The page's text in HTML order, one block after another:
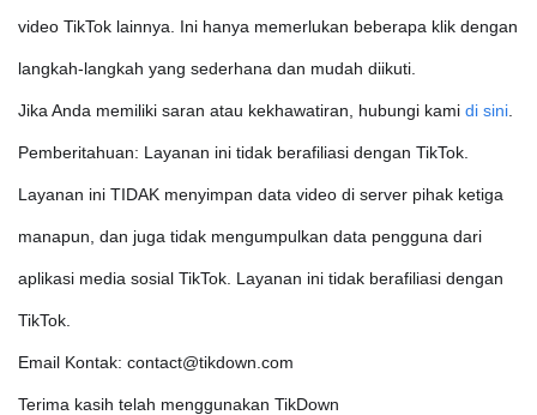
video TikTok lainnya. Ini hanya memerlukan beberapa klik dengan
langkah-langkah yang sederhana dan mudah diikuti.
Jika Anda memiliki saran atau kekhawatiran, hubungi kami di sini
Pemberitahuan: Layanan ini tidak berafiliasi dengan TikTok.
Layanan ini TIDAK menyimpan data video di server pihak ketiga
manapun, dan juga tidak mengumpulkan data pengguna dari
aplikasi media sosial TikTok. Layanan ini tidak berafiliasi dengan
TikTok.
Email Kontak: contact@tikdown.com
Terima kasih telah menggunakan TikDown